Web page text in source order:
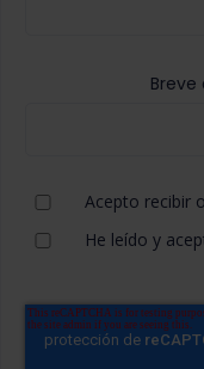
Acepto recibir
He leído y